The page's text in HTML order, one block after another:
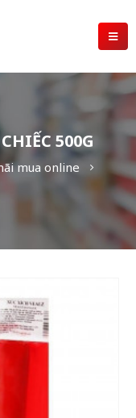
500G
mua online